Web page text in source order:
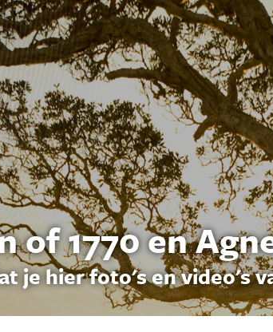
of 1770 en
je hier foto's en video's